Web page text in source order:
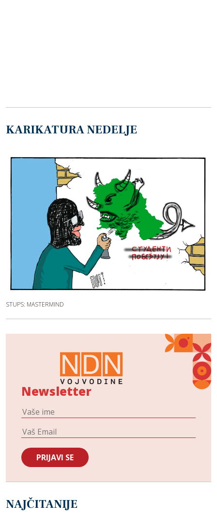
KARIKATURA NEDELJE
STUPS: MASTERMIND
Newsletter
NAJČITANIJE